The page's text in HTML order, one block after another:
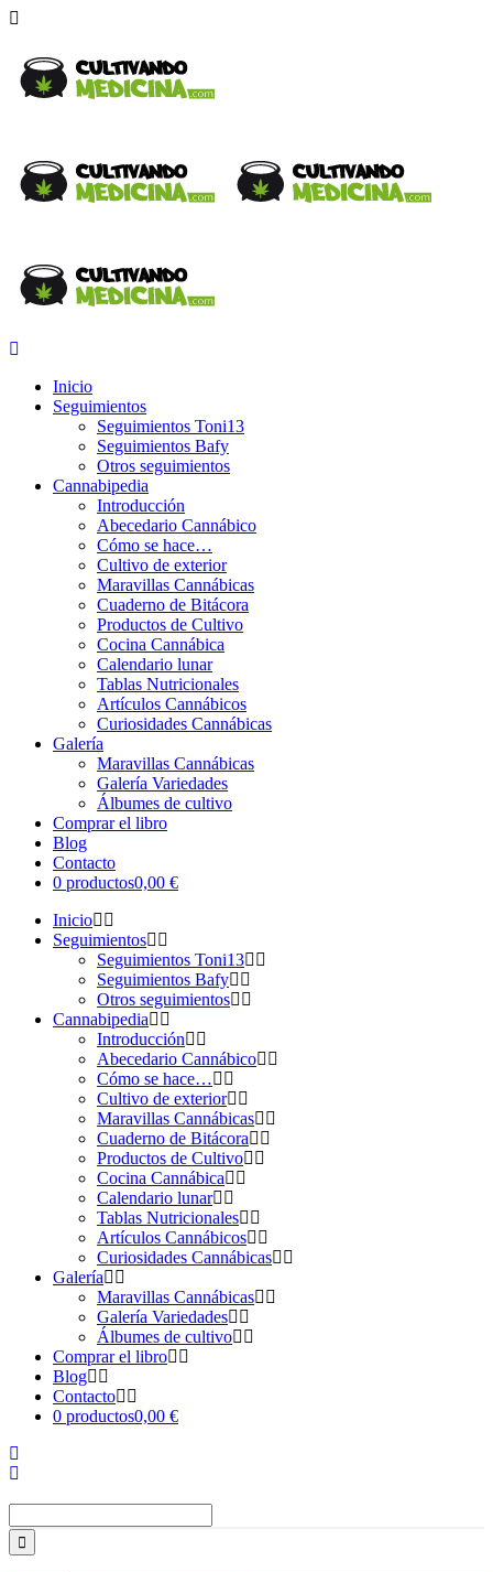
Inicio
Seguimientos
Seguimientos Toni13
Seguimientos Bafy
Otros seguimientos
Cannabipedia
Introducción
Abecedario Cannábico
Cómo se hace…
Cultivo de exterior
Maravillas Cannábicas
Cuaderno de Bitácora
Productos de Cultivo
Cocina Cannábica
Calendario lunar
Tablas Nutricionales
Artículos Cannábicos
Curiosidades Cannábicas
Galería
Maravillas Cannábicas
Galería Variedades
Álbumes de cultivo
Comprar el libro
Blog
Contacto
0 productos0,00 €
Inicio
Seguimientos
Seguimientos Toni13
Seguimientos Bafy
Otros seguimientos
Cannabipedia
Introducción
Abecedario Cannábico
Cómo se hace…
Cultivo de exterior
Maravillas Cannábicas
Cuaderno de Bitácora
Productos de Cultivo
Cocina Cannábica
Calendario lunar
Tablas Nutricionales
Artículos Cannábicos
Curiosidades Cannábicas
Galería
Maravillas Cannábicas
Galería Variedades
Álbumes de cultivo
Comprar el libro
Blog
Contacto
0 productos0,00 €